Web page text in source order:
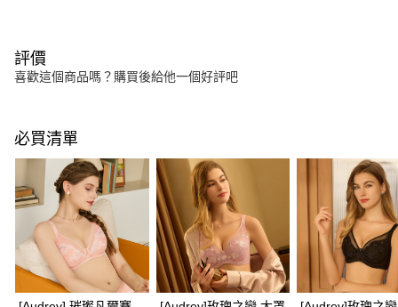
評價
喜歡這個商品嗎？購買後給他一個好評吧
必買清單